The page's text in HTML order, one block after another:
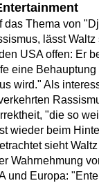
das Thema von
lässt
USA offen: Er
eine
wird." Als
"die so
wieder beim
sieht
Wahrnehmung
und Europa: